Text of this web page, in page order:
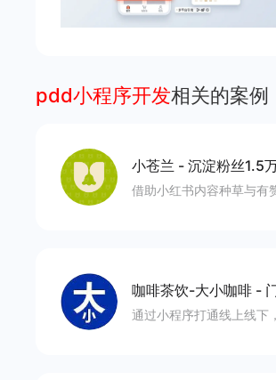
pdd小程序开发相关的案例
小苍兰 - 沉淀粉丝1.5
借助小红书内容种草与有
咖啡茶饮-大小咖啡 -
通过小程序打通线上线下